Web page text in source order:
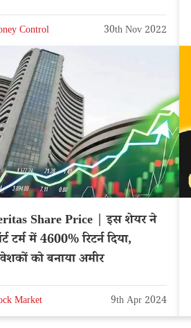
Control 30th Nov 2022
Share Price | इस शेयर ने
टर्म में 4600% रिटर्न दिया,
को बनाया अमीर
Market 9th Apr 2024